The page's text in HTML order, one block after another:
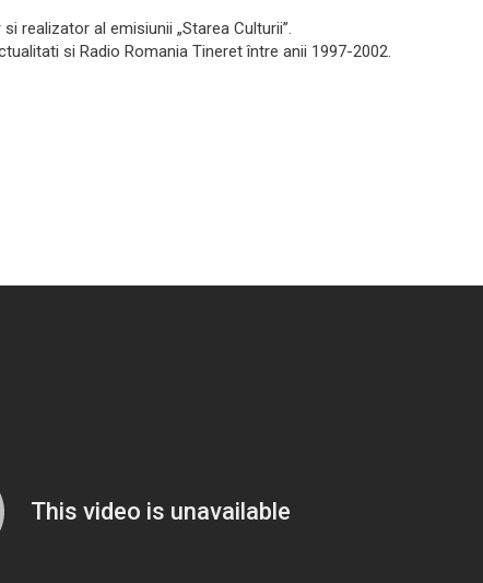
realizator al emisiunii „Starea Culturii”.
si Radio Romania Tineret între anii 1997-2002.